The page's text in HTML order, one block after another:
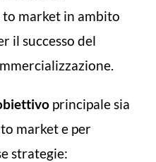
market in ambito
il successo del
principale sia
market e per
strategie: